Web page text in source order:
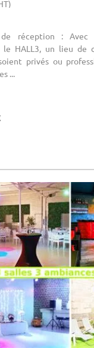
réception :
le HALL3, un lieu de
privés ou
...